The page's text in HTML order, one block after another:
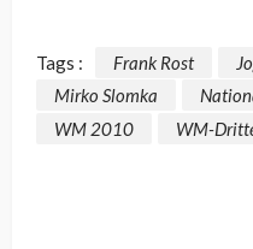
Tags : Frank Rost
Mirko Slomka
WM 2010
WM-